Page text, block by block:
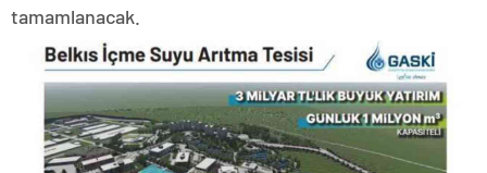
tamamlanacak.